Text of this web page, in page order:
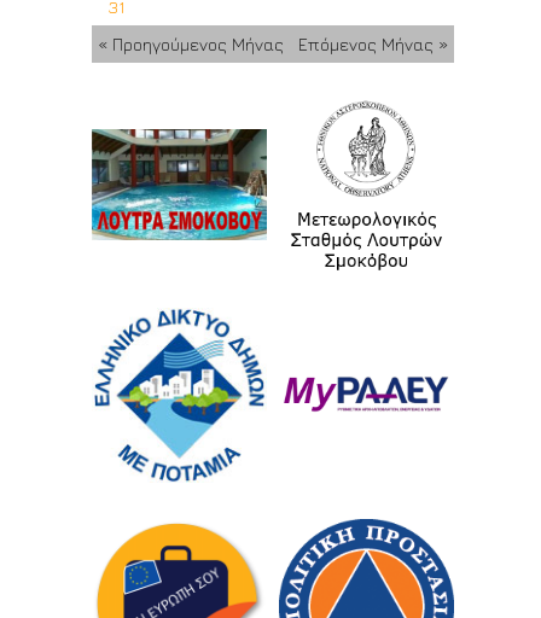
31
« Προηγούμενος Μήνας
Επόμενος Μήνας »